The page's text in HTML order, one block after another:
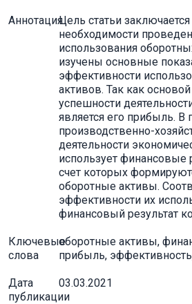
АннотацияЦель статьи
необходимости
использования
изучены основные
эффективности
активов. Так как
успешности
является его прибыль. В
производственно-
деятельности
использует финансовые
счет которых
оборотные активы.
эффективности их
финансовый результат
Ключевые
слова
оборотные активы,
прибыль,
Дата
публикации
03.03.2021